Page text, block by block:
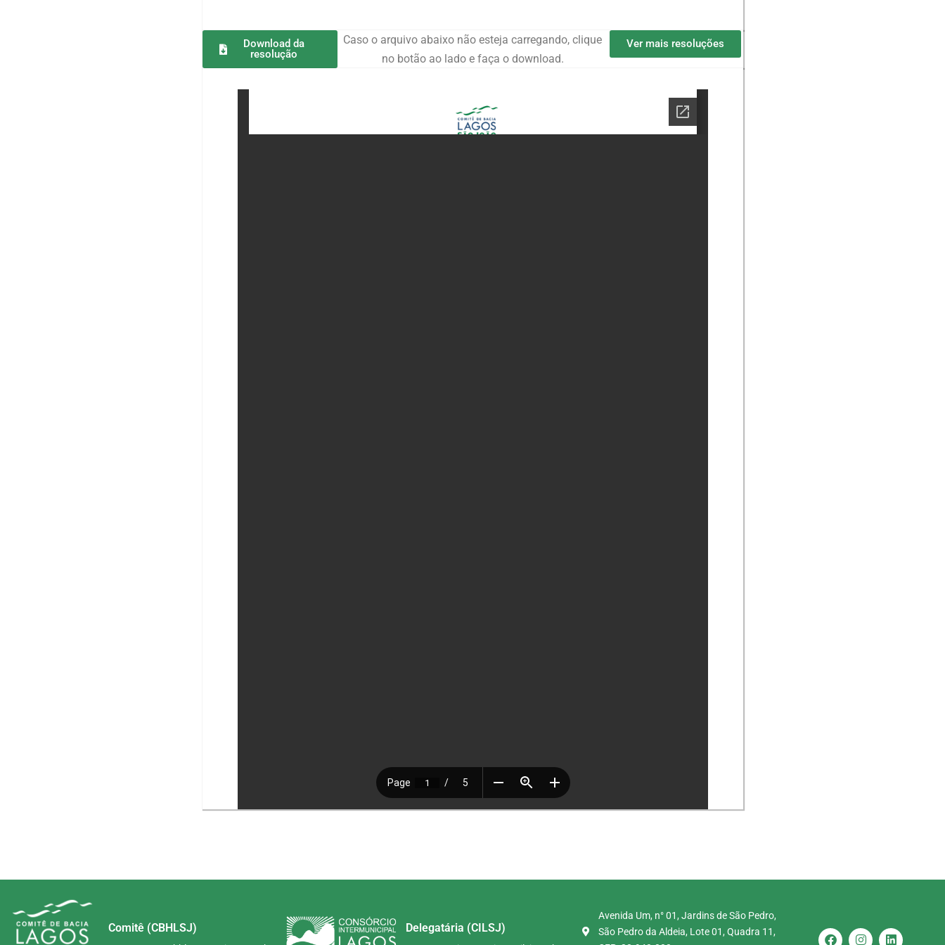
Download da
resolução
Caso o arquivo abaixo não esteja carregando, clique
no botão ao lado e faça o download.
Ver mais resoluções
Comitê (CBHLSJ) Delegatária (CILSJ)
Avenida Um, n° 01, Jardins de São Pedro,
São Pedro da Aldeia, Lote 01, Quadra 11,